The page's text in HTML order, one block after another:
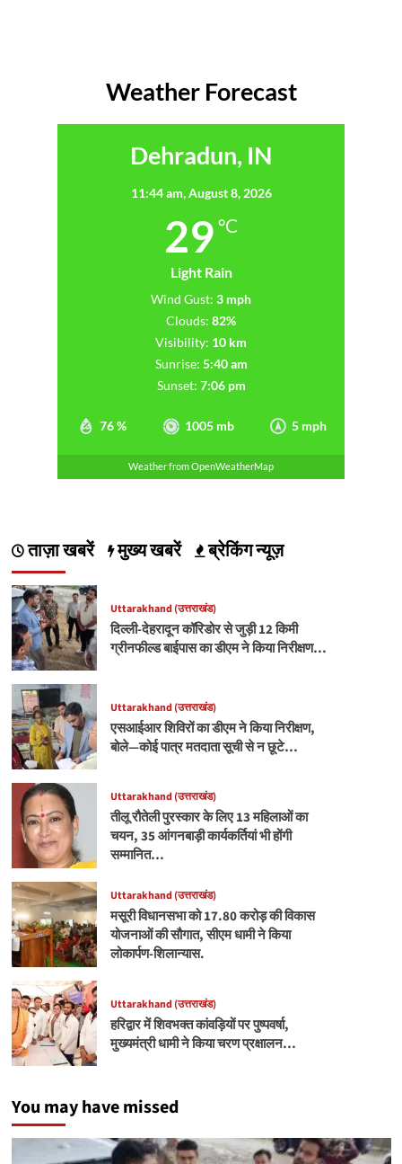
Weather Forecast
Dehradun, IN
11:44 am,August 8, 2026
29 °C
Light Rain
76 % 1005 mb 5 mph
Wind Gust: 3 mph
Clouds: 82%
Visibility: 10 km
Sunrise: 5:40 am
Sunset: 7:06 pm
Weather from OpenWeatherMap
ताज़ा खबरें मुख्य खबरें ब्रेकिंग न्यूज़
Uttarakhand (उत्तराखंड)
दिल्ली-देहरादून कॉरिडोर से जुड़ी 12 किमी
ग्रीनफील्ड बाईपास का डीएम ने किया निरीक्षण…
Uttarakhand (उत्तराखंड)
एसआईआर शिविरों का डीएम ने किया निरीक्षण,
बोले—कोई पात्र मतदाता सूची से न छूटे…
Uttarakhand (उत्तराखंड)
तीलू रौतेली पुरस्कार के लिए 13 महिलाओं का
चयन, 35 आंगनबाड़ी कार्यकर्तियां भी होंगी
सम्मानित…
Uttarakhand (उत्तराखंड)
मसूरी विधानसभा को 17.80 करोड़ की विकास
योजनाओं की सौगात, सीएम धामी ने किया
लोकार्पण-शिलान्यास.
Uttarakhand (उत्तराखंड)
हरिद्वार में शिवभक्त कांवड़ियों पर पुष्पवर्षा,
मुख्यमंत्री धामी ने किया चरण प्रक्षालन…
You may have missed